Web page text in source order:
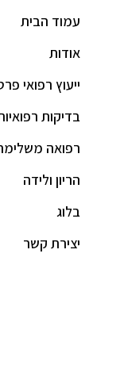
עמוד הבית
אודות
ייעוץ רפואי
בדיקות
רפואה
הריון ולידה
בלוג
יצירת קשר